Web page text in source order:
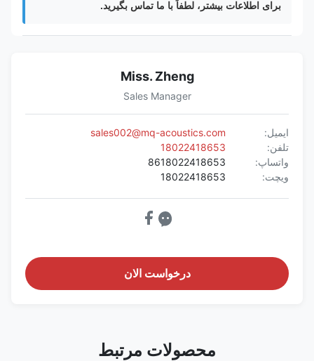
برای اطلاعات بیشتر، لطفاً با ما تماس بگیرید.
Miss. Zheng
Sales Manager
ایمیل:
sales002@mq-acoustics.com
18022418653
واتساپ:
8618022418653
ویچت:
18022418653
درخواست الان
محصولات مرتبط